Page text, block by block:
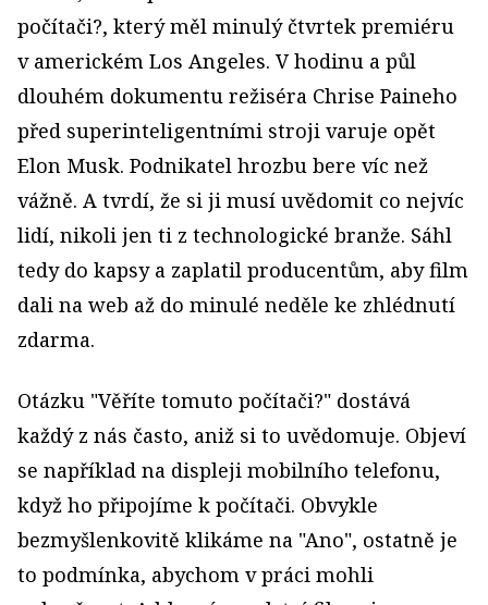
počítači?, který měl minulý čtvrtek premiéru
v americkém Los Angeles. V hodinu a půl
dlouhém dokumentu režiséra Chrise Paineho
před superinteligentními stroji varuje opět
Elon Musk. Podnikatel hrozbu bere víc než
vážně. A tvrdí, že si ji musí uvědomit co nejvíc
lidí, nikoli jen ti z technologické branže. Sáhl
tedy do kapsy a zaplatil producentům, aby film
dali na web až do minulé neděle ke zhlédnutí
zdarma.
Otázku "Věříte tomuto počítači?" dostává
každý z nás často, aniž si to uvědomuje. Objeví
se například na displeji mobilního telefonu,
když ho připojíme k počítači. Obvykle
bezmyšlenkovitě klikáme na "Ano", ostatně je
to podmínka, abychom v práci mohli